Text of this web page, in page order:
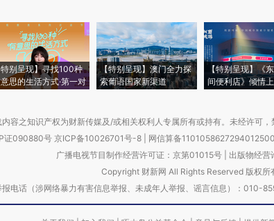
特别呈现】寻找100种
思的生活方式·第一对
【特别呈现】澳门全力探
索葡语国家新渠道
【特别呈现】《
间便利店》倾情
容之知识产权为财新传媒及/或相关权利人专属所有或持有。未经许可
证090880号 京ICP备10026701号-8 网信算备
广播电视节目制作经营许可证：京第01015号| 出版物经营
Copyright 财新网 All Rights Reserved 版权所
报电话（涉网络暴力有害信息举报、未成年人举报、谣言信息）：